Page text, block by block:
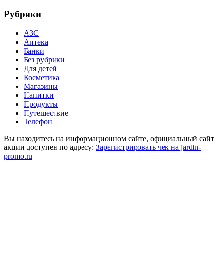
Рубрики
АЗС
Аптека
Банки
Без рубрики
Для детей
Косметика
Магазины
Напитки
Продукты
Путешествие
Телефон
Вы находитесь на информационном сайте, официальный сайт
акции доступен по адресу: Зарегистрировать чек на jardin-
promo.ru